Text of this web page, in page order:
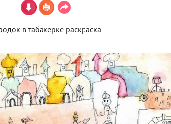
в табакерке раскраска